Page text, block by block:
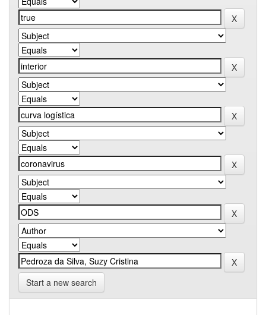
Start a new search